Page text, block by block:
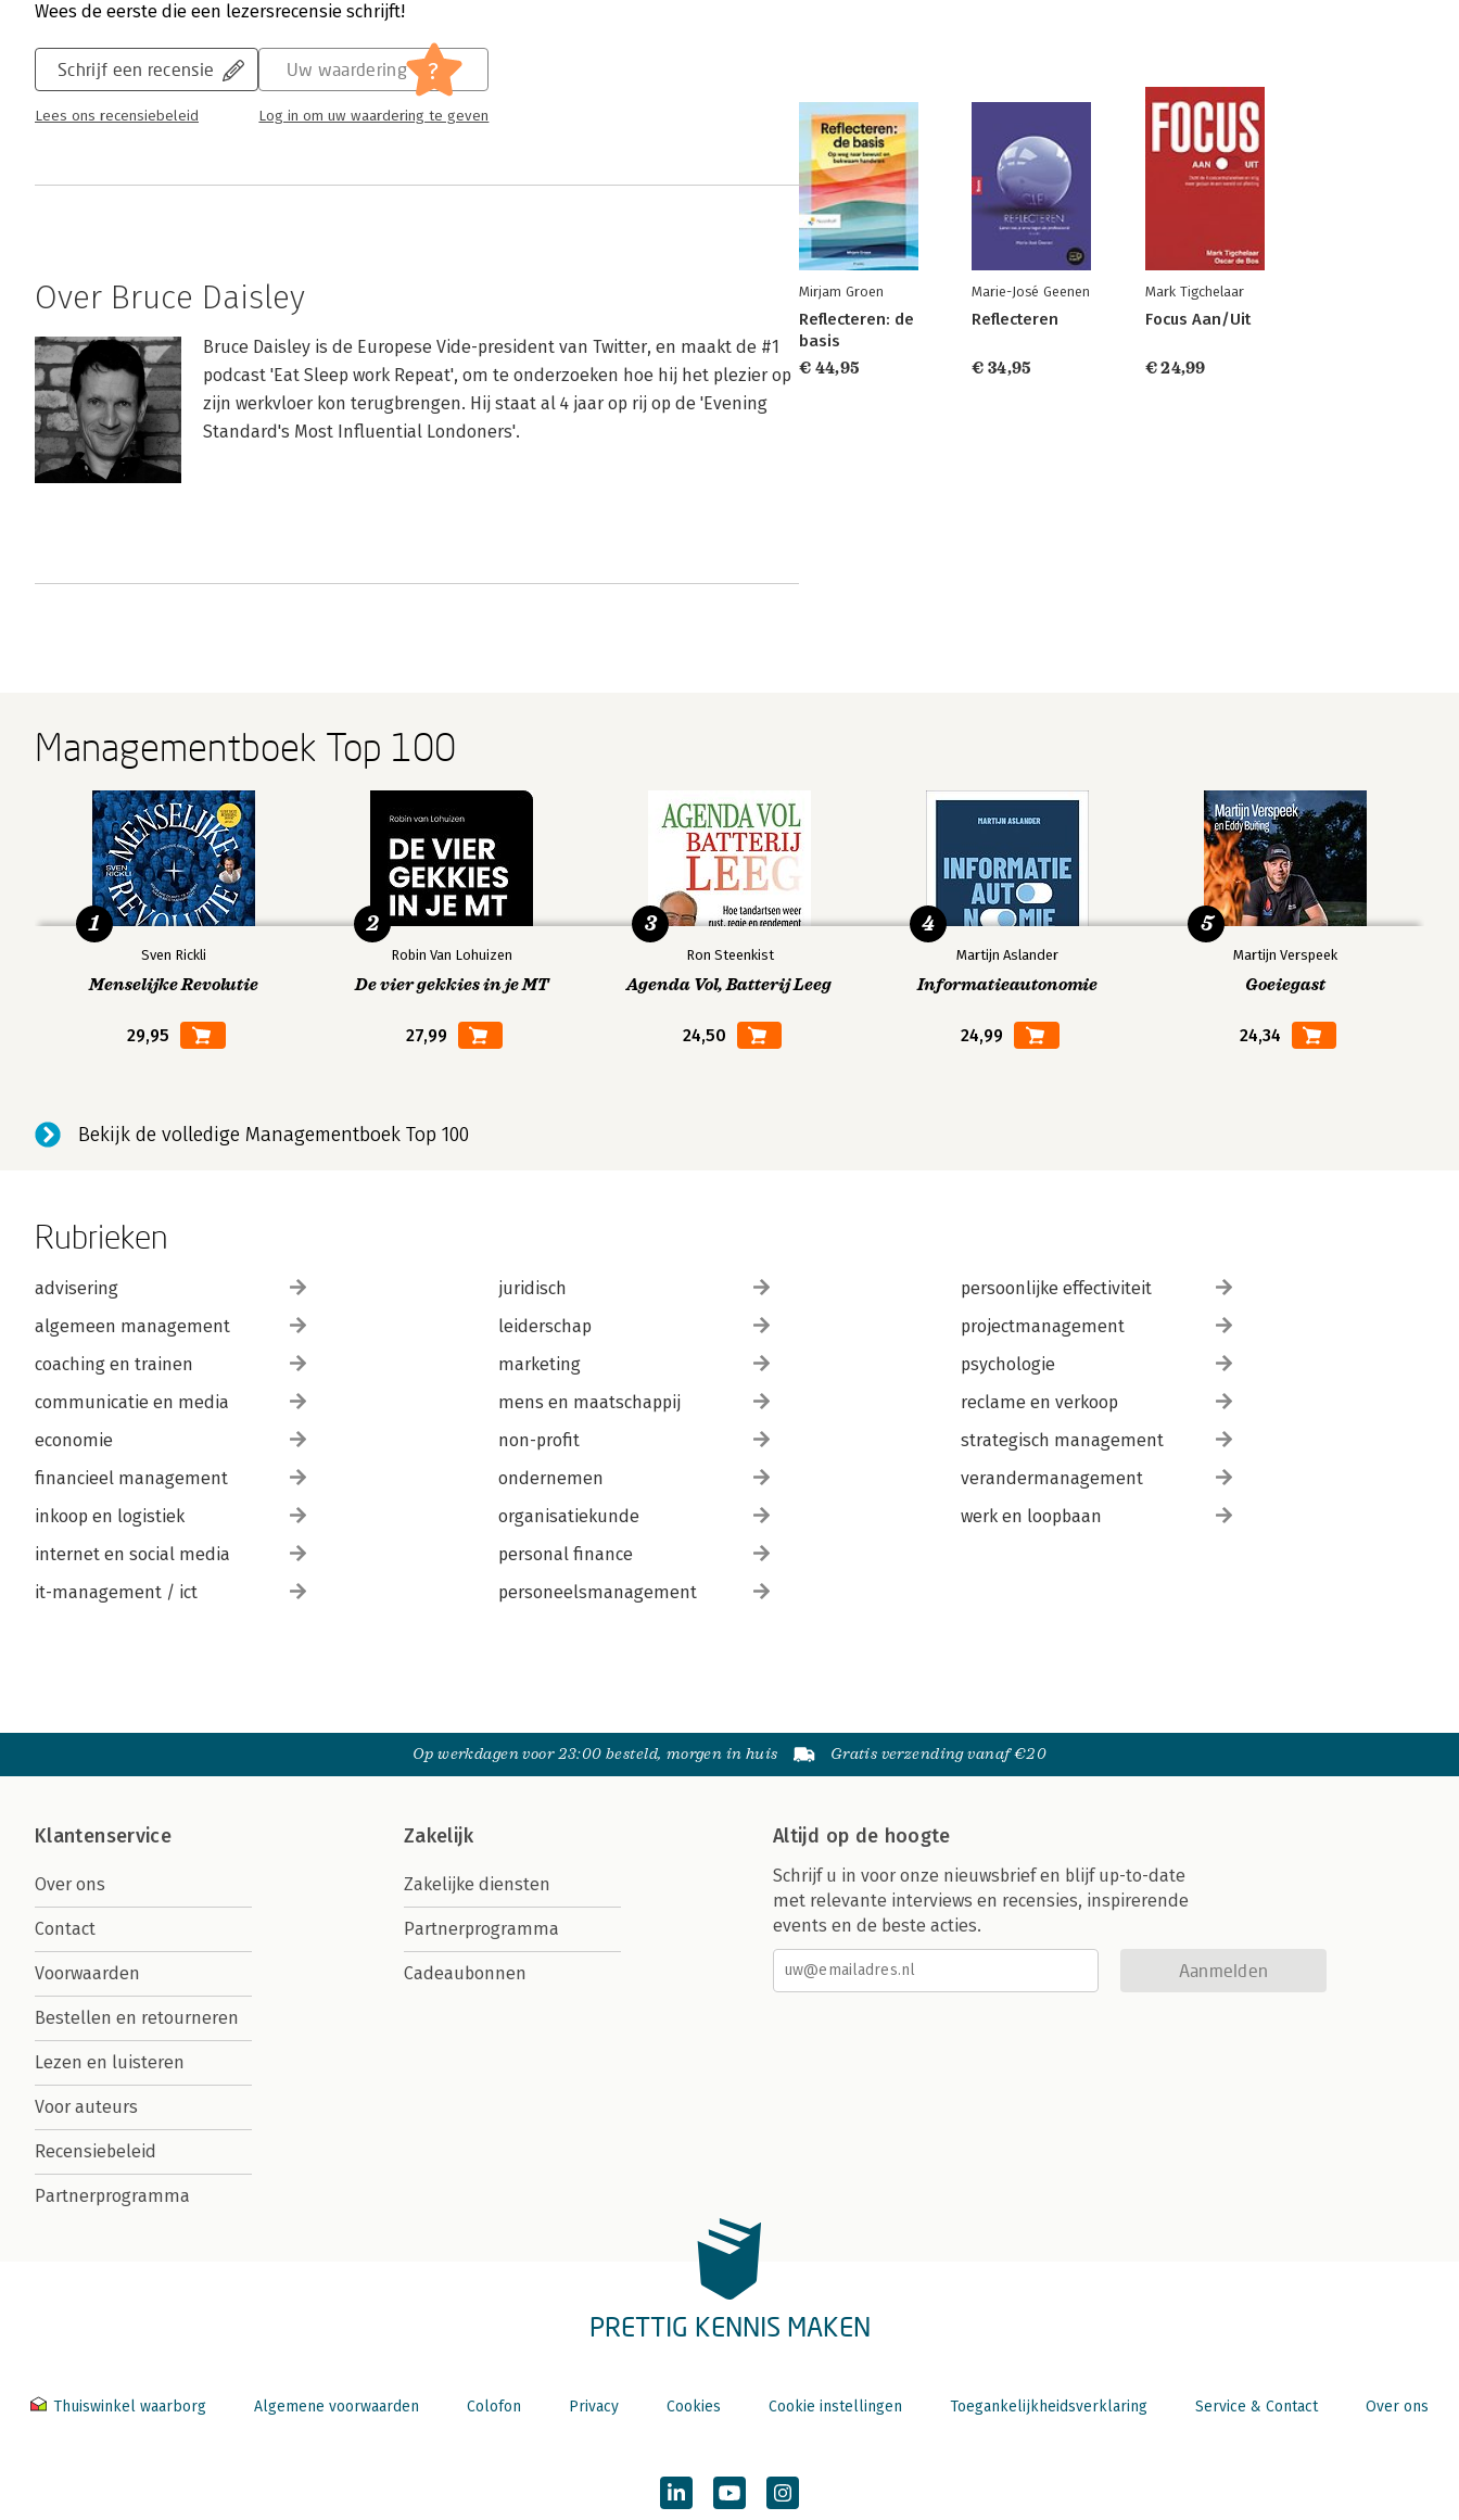
Wees de eerste die een lezersrecensie schrijft!
Schrijf een recensie
Lees ons recensiebeleid
Uw waardering ?
Log in om uw waardering te geven
Over Bruce Daisley
Bruce Daisley is de Europese Vide-president van Twitter, en maakt de #1
podcast 'Eat Sleep work Repeat', om te onderzoeken hoe hij het plezier op
zijn werkvloer kon terugbrengen. Hij staat al 4 jaar op rij op de 'Evening
Standard's Most Influential Londoners'.
Mirjam Groen
Reflecteren: de
basis
€ 44,95
Marie-José Geenen
Reflecteren
€ 34,95
Mark Tigchelaar
Focus Aan/Uit
€ 24,99
Managementboek Top 100
Sven Rickli
Menselijke Revolutie
29,95
1
Robin Van Lohuizen
De vier gekkies in je MT
27,99
2
Ron Steenkist
Agenda Vol, Batterij Leeg
24,50
3
Martijn Aslander
Informatieautonomie
24,99
4
Martijn Verspeek
Goeiegast
24,34
5
Bekijk de volledige Managementboek Top 100
Rubrieken
advisering
algemeen management
coaching en trainen
communicatie en media
economie
financieel management
inkoop en logistiek
internet en social media
it-management / ict
juridisch
leiderschap
marketing
mens en maatschappij
non-profit
ondernemen
organisatiekunde
personal finance
personeelsmanagement
persoonlijke effectiviteit
projectmanagement
psychologie
reclame en verkoop
strategisch management
verandermanagement
werk en loopbaan
Op werkdagen voor 23:00 besteld, morgen in huis Gratis verzending vanaf €20
Klantenservice
Over ons
Contact
Voorwaarden
Bestellen en retourneren
Lezen en luisteren
Voor auteurs
Recensiebeleid
Partnerprogramma
Zakelijk
Zakelijke diensten
Partnerprogramma
Cadeaubonnen
Altijd op de hoogte
Schrijf u in voor onze nieuwsbrief en blijf up-to-date
met relevante interviews en recensies, inspirerende
events en de beste acties.
Aanmelden
PRETTIG KENNIS MAKEN
Thuiswinkel waarborg Algemene voorwaarden Colofon Privacy Cookies Cookie instellingen Toegankelijkheidsverklaring Service & Contact Over ons